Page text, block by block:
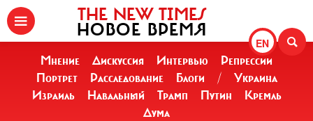
EN
THE NEW TIMES
НОВОЕ ВРЕМЯ
Мнение Дискуссия Интервью
Репрессии
Портрет
Расследование Блоги /
Украина
Израиль
Навальный Трамп Путин
Кремль
Дума